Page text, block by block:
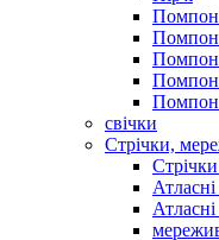
свічки
Стрічки,
Стрічки